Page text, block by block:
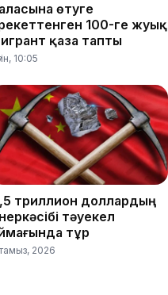
өтуге
100-ге жуық
қаза тапты
10:05
триллион доллардың
тәуекел
тұр
2026